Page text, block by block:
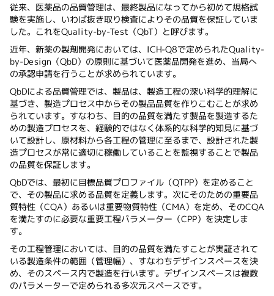
従来、医薬品の品質管理は、最終製品になってから初めて規格試
験を実施し、いわば抜き取り検査によりその品質を保証していま
した。これをQuality-by-Test（QbT）と呼びます。
近年、新薬の製剤開発においては、ICH-Q8で定められたQuality-
by-Design（QbD）の原則に基づいて医薬品開発を進め、当局へ
の承認申請を行うことが求められています。
QbDによる品質管理では、製品は、製造工程の深い科学的理解に
基づき、製造プロセス中からその製品品質を作りこむことが求め
られています。すなわち、目的の品質を満たす製品を製造するた
めの製造プロセスを、経験的ではなく体系的な科学的知見に基づ
いて設計し、原材料から各工程の管理に至るまで、設計された製
造プロセスが常に適切に稼働していることを監視することで製品
の品質を保証します。
QbDでは、最初に目標品質プロファイル（QTPP）を定めること
で、その製品に求める品質を定義します。次にそのための重要品
質特性（CQA）あるいは重要物質特性（CMA）を定め、そのCQA
を満たすのに必要な重要工程パラメーター（CPP）を決定しま
す。
その工程管理においては、目的の品質を満たすことが実証されて
いる製造条件の範囲（管理幅）、すなわちデザインスペースを決
め、そのスペース内で製造を行います。デザインスペースは複数
のパラメーターで定められる多次元スペースです。